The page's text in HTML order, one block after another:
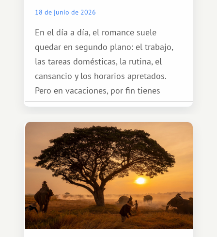
18 de junio de 2026
En el día a día, el romance suele
quedar en segundo plano: el trabajo,
las tareas domésticas, la rutina, el
cansancio y los horarios apretados.
Pero en vacaciones, por fin tienes
espacio para dos y ganas de hacer algo
especial por tu pareja. No tiene por
qué ser algo grandioso, pero sí algo
cálido y memorable.